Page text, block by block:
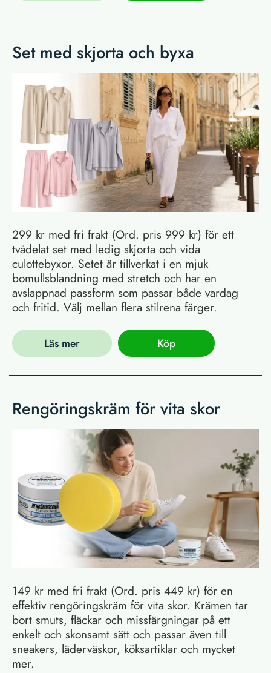
Set med skjorta och byxa
299 kr med fri frakt (Ord. pris 999 kr) för ett
tvådelat set med ledig skjorta och vida
culottebyxor. Setet är tillverkat i en mjuk
bomullsblandning med stretch och har en
avslappnad passform som passar både vardag
och fritid. Välj mellan flera stilrena färger.
Läs mer Köp
Rengöringskräm för vita skor
149 kr med fri frakt (Ord. pris 449 kr) för en
effektiv rengöringskräm för vita skor. Krämen tar
bort smuts, fläckar och missfärgningar på ett
enkelt och skonsamt sätt och passar även till
sneakers, läderväskor, köksartiklar och mycket
mer.